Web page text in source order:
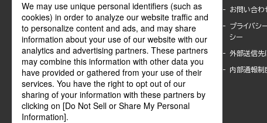
BL
ライトノベル
青年・一般
グラビア・写真
モーター誌
SPECIAL
Sublicense
報
書店様へ
海外ライセンシー
公式SNSアカウ
ント
作家一覧
Keyword list
Author list
お問い合わ
プライバシ
シー
外部送信先
内部通報制